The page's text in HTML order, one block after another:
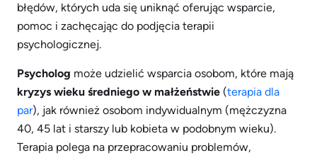
błędów, których uda się uniknąć oferując wsparcie,
pomoc i zachęcając do podjęcia terapii
psychologicznej.
Psycholog może udzielić wsparcia osobom, które mają
kryzys wieku średniego w małżeństwie (terapia dla
par), jak również osobom indywidualnym (mężczyzna
40, 45 lat i starszy lub kobieta w podobnym wieku).
Terapia polega na przepracowaniu problemów,